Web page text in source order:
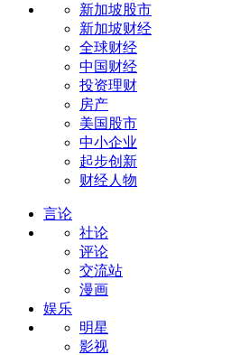
新加坡股市
新加坡财经
全球财经
中国财经
投资理财
房产
美国股市
中小企业
起步创新
财经人物
言论
社论
评论
交流站
漫画
娱乐
明星
影视